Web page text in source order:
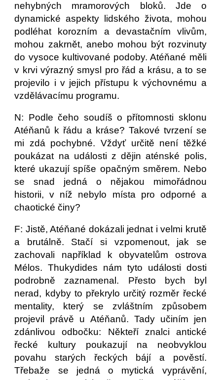
nehybných mramorových bloků. Jde o
dynamické aspekty lidského života, mohou
podléhat korozním a devastačním vlivům,
mohou zakrnět, anebo mohou být rozvinuty
do vysoce kultivované podoby. Atéňané měli
v krvi výrazný smysl pro řád a krásu, a to se
projevilo i v jejich přístupu k výchovnému a
vzdělávacímu programu.
N: Podle čeho soudíš o přítomnosti sklonu
Atéňanů k řádu a kráse? Takové tvrzení se
mi zdá pochybné. Vždyť určitě není těžké
poukázat na události z dějin aténské polis,
které ukazují spíše opačným směrem. Nebo
se snad jedná o nějakou mimořádnou
historii, v níž nebylo místa pro odporné a
chaotické činy?
F: Jistě, Atéňané dokázali jednat i velmi krutě
a brutálně. Stačí si vzpomenout, jak se
zachovali například k obyvatelům ostrova
Mélos. Thukydides nám tyto události dosti
podrobně zaznamenal. Přesto bych byl
nerad, kdyby to překrylo určitý rozměr řecké
mentality, který se zvláštním způsobem
projevil právě u Atéňanů. Tady učiním jen
zdánlivou odbočku: Někteří znalci antické
řecké kultury poukazují na neobvyklou
povahu starých řeckých bájí a pověstí.
Třebaže se jedná o mytická vyprávění,